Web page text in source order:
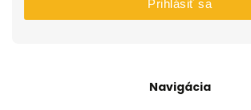
Navigácia
Prihlásiť sa